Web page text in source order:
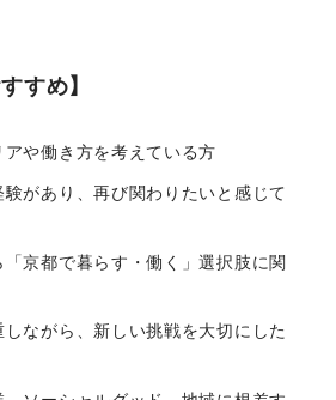
すめ】
や働き方を考えている方
があり、再び関わりたいと感じて
京都で暮らす・働く」選択肢に関
ながら、新しい挑戦を大切にした